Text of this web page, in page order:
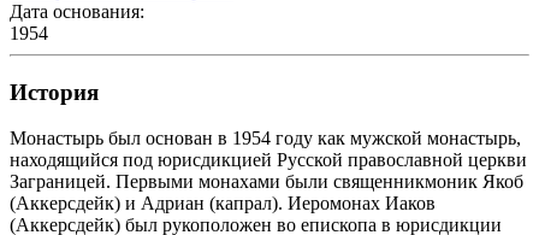
Дата основания:
1954
История
Монастырь был основан в 1954 году как мужской монастырь,
находящийся под юрисдикцией Русской православной церкви
Заграницей. Первыми монахами были священникмоник Якоб
(Аккерсдейк) и Адриан (капрал). Иеромонах Иаков
(Аккерсдейк) был рукоположен во епископа в юрисдикции